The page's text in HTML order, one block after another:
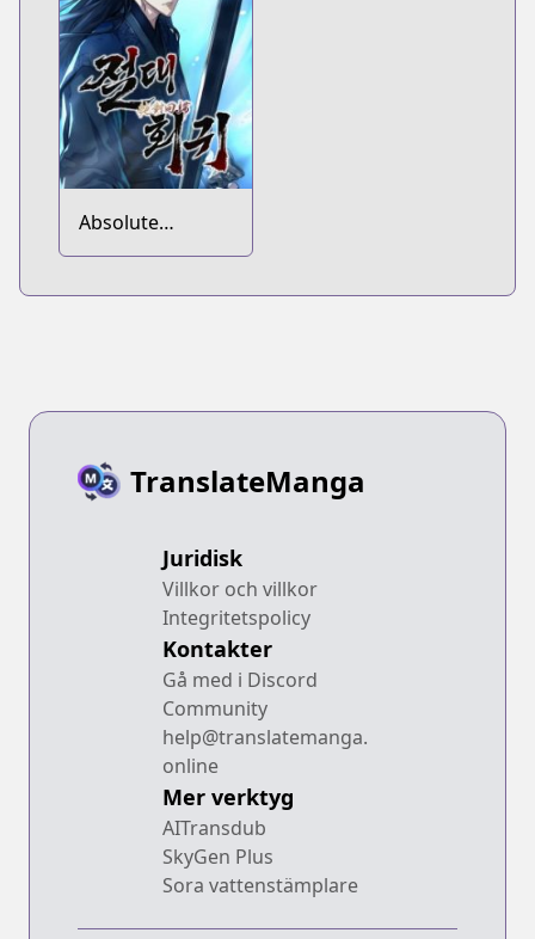
Absolute
Regression
TranslateManga
Juridisk
Villkor och villkor
Integritetspolicy
Kontakter
Gå med i Discord
Community
help@translatemanga.
online
Mer verktyg
AITransdub
SkyGen Plus
Sora vattenstämplare